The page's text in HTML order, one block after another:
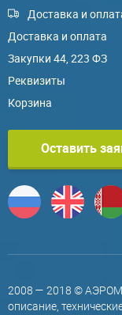
Доставка и
Доставка и оплата
Закупки 44, 223 ФЗ
Реквизиты
Корзина
Оставить
2008 — 2018 ©
описание,